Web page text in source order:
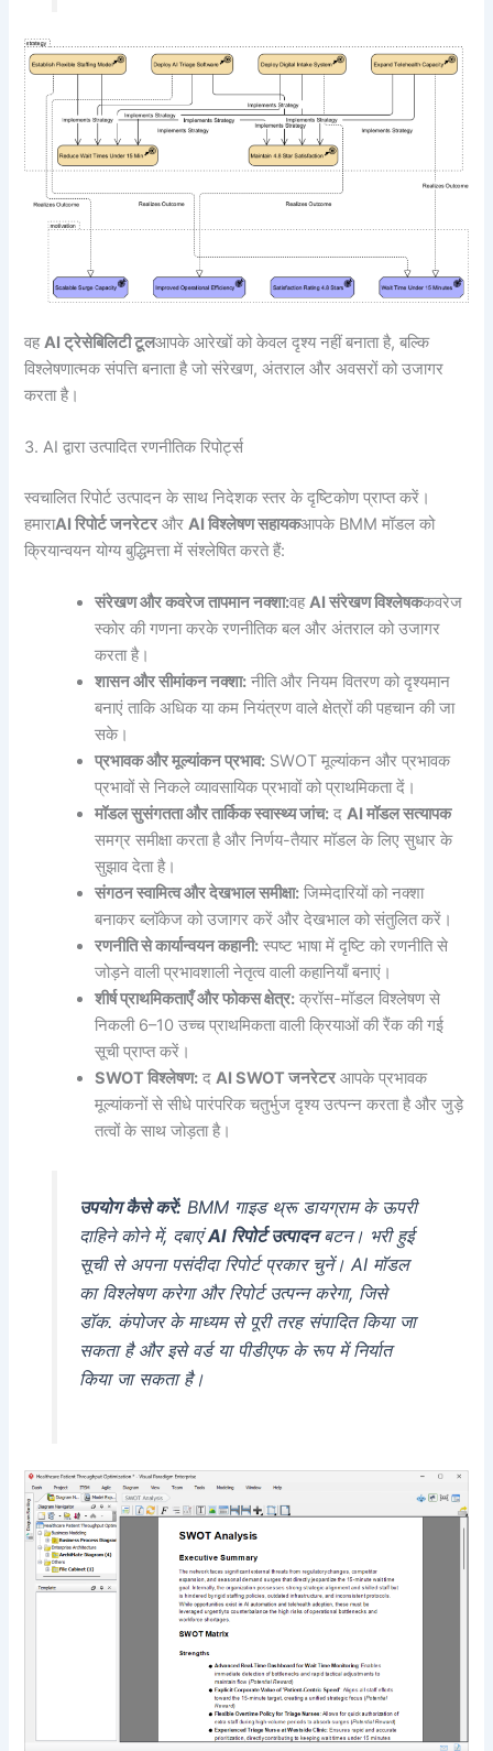
वह AI ट्रेसेबिलिटी टूलआपके आरेखों को केवल दृश्य नहीं बनाता है, बल्कि
विश्लेषणात्मक संपत्ति बनाता है जो संरेखण, अंतराल और अवसरों को उजागर
करता है।
3. AI द्वारा उत्पादित रणनीतिक रिपोर्ट्स
स्वचालित रिपोर्ट उत्पादन के साथ निदेशक स्तर के दृष्टिकोण प्राप्त करें।
हमाराAI रिपोर्ट जनरेटरऔरAI विश्लेषण सहायकआपके BMM मॉडल को
क्रियान्वयन योग्य बुद्धिमत्ता में संश्लेषित करते हैं:
संरेखण और कवरेज तापमान नक्शा:वहAI संरेखण विश्लेषककवरेज
स्कोर की गणना करके रणनीतिक बल और अंतराल को उजागर
करता है।
शासन और सीमांकन नक्शा: नीति और नियम वितरण को दृश्यमान
बनाएं ताकि अधिक या कम नियंत्रण वाले क्षेत्रों की पहचान की जा
सके।
प्रभावक और मूल्यांकन प्रभाव: SWOT मूल्यांकन और प्रभावक
प्रभावों से निकले व्यावसायिक प्रभावों को प्राथमिकता दें।
मॉडल सुसंगतता और तार्किक स्वास्थ्य जांच: दAI मॉडल सत्यापक
समग्र समीक्षा करता है और निर्णय-तैयार मॉडल के लिए सुधार के
सुझाव देता है।
संगठन स्वामित्व और देखभाल समीक्षा: जिम्मेदारियों को नक्शा
बनाकर ब्लॉकेज को उजागर करें और देखभाल को संतुलित करें।
रणनीति से कार्यान्वयन कहानी: स्पष्ट भाषा में दृष्टि को रणनीति से
जोड़ने वाली प्रभावशाली नेतृत्व वाली कहानियाँ बनाएं।
शीर्ष प्राथमिकताएँ और फोकस क्षेत्र: क्रॉस-मॉडल विश्लेषण से
निकली 6–10 उच्च प्राथमिकता वाली क्रियाओं की रैंक की गई
सूची प्राप्त करें।
SWOT विश्लेषण: दAI SWOT जनरेटरआपके प्रभावक
मूल्यांकनों से सीधे पारंपरिक चतुर्भुज दृश्य उत्पन्न करता है और जुड़े
तत्वों के साथ जोड़ता है।
उपयोग कैसे करें:BMM गाइड थ्रू डायग्राम के ऊपरी
दाहिने कोने में, दबाएंAI रिपोर्ट उत्पादनबटन। भरी हुई
सूची से अपना पसंदीदा रिपोर्ट प्रकार चुनें। AI मॉडल
का विश्लेषण करेगा और रिपोर्ट उत्पन्न करेगा, जिसे
डॉक. कंपोजर के माध्यम से पूरी तरह संपादित किया जा
सकता है और इसे वर्ड या पीडीएफ के रूप में निर्यात
किया जा सकता है।